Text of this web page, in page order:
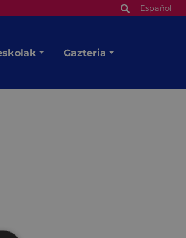
Español
Gazteria